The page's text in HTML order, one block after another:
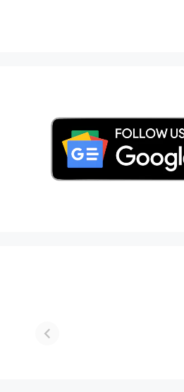
Visit In